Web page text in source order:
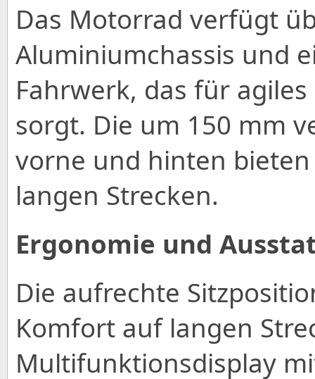
Das Motorrad verfügt
Aluminiumchassis und
Fahrwerk, das für
sorgt. Die um 150 mm
vorne und hinten
langen Strecken.
Ergonomie und
Die aufrechte
Komfort auf langen
Multifunktionsdisplay